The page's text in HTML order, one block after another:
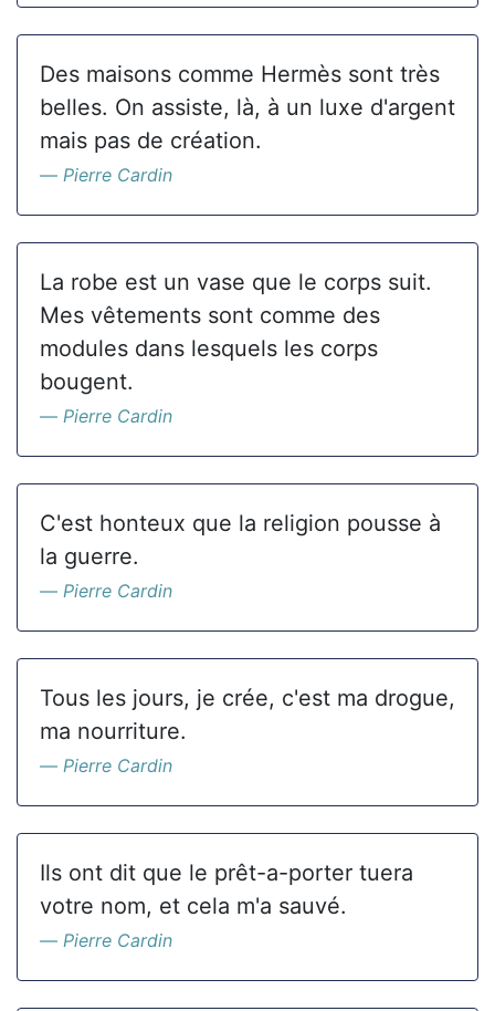
Des maisons comme Hermès sont très
belles. On assiste, là, à un luxe d'argent
mais pas de création.
Pierre Cardin
La robe est un vase que le corps suit.
Mes vêtements sont comme des
modules dans lesquels les corps
bougent.
Pierre Cardin
C'est honteux que la religion pousse à
la guerre.
Pierre Cardin
Tous les jours, je crée, c'est ma drogue,
ma nourriture.
Pierre Cardin
Ils ont dit que le prêt-a-porter tuera
votre nom, et cela m'a sauvé.
Pierre Cardin